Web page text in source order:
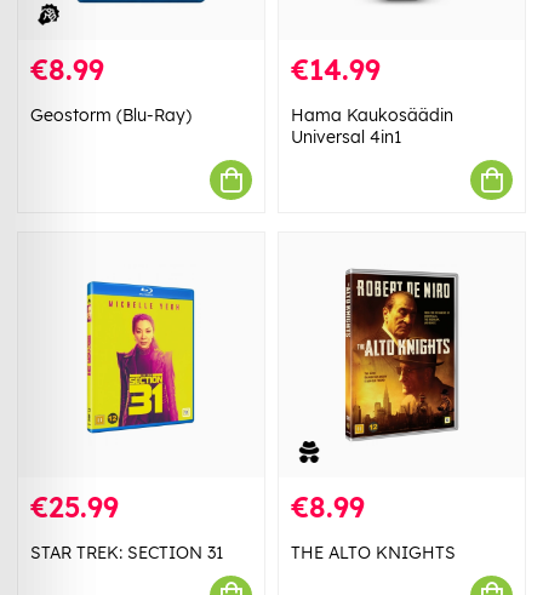
€8.99
Geostorm (Blu-Ray)
€14.99
Hama Kaukosäädin
Universal 4in1
€25.99
STAR TREK: SECTION 31
€8.99
THE ALTO KNIGHTS